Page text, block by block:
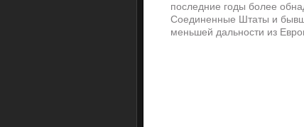
последние годы более
Соединенные Штаты и
меньшей дальности из